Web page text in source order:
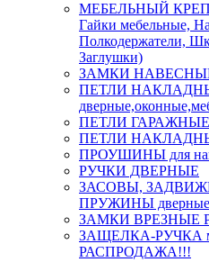
МЕБЕЛЬНЫЙ
Гайки мебельные,
Полкодержатели,
Заглушки)
ЗАМКИ
ПЕТЛИ
ПЕТЛИ ГАРАЖНЫЕ
ПЕТЛИ
ПРОУШИНЫ для
РУЧКИ ДВЕРНЫЕ
ЗАСОВЫ,
ПРУЖИНЫ дверные
ЗАМКИ ВРЕЗНЫЕ
ЗАЩЕЛКА-РУЧКА
РАСПРОДАЖА!!!